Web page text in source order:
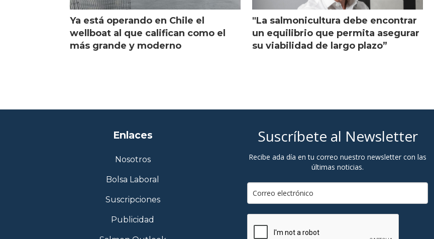
Ya está operando en Chile el
wellboat al que califican como el
más grande y moderno
"La salmonicultura debe encontrar
un equilibrio que permita asegurar
su viabilidad de largo plazo”
Enlaces
Nosotros
Bolsa Laboral
Suscripciones
Publicidad
Suscríbete al Newsletter
Recibe ada día en tu correo nuestro newsletter con las
últimas noticias.